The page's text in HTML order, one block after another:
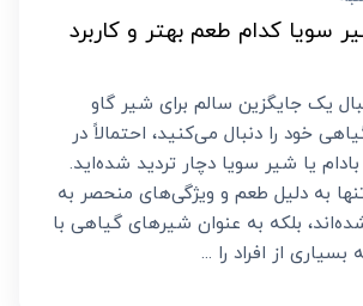
سویا کدام طعم بهتر و کاربرد
یک جایگزین سالم برای شیر گاو
خود را دنبال می‌کنید، احتمالاً در
یا شیر سویا دچار تردید شده‌اید.
به دلیل طعم و ویژگی‌های منحصر به
بلکه به عنوان شیرهای گیاهی با
از افراد را ...